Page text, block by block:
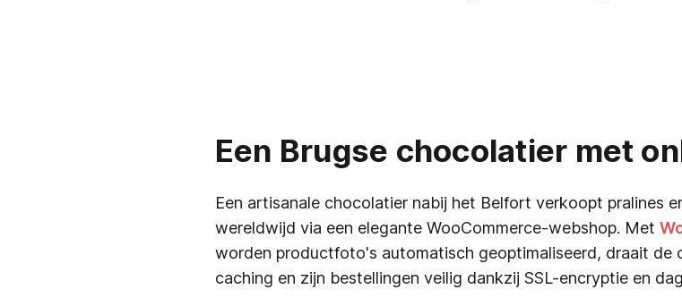
Een Brugse chocolatier met
Een artisanale chocolatier nabij het Belfort verkoopt pralines
wereldwijd via een elegante WooCommerce-webshop. Met
worden productfoto's automatisch geoptimaliseerd, draait de
caching en zijn bestellingen veilig dankzij SSL-encryptie en